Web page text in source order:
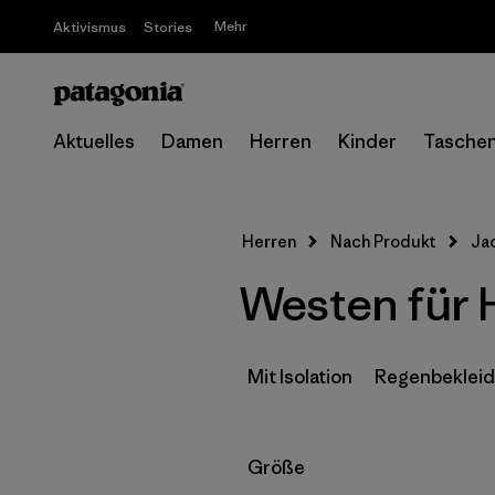
Aktivismus Stories Mehr
Aktuelles Damen Herren Kinder
Herren Nach Produkt
Westen für
Mit Isolation
Filter by
Größe